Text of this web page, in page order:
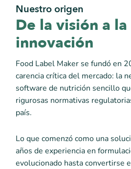
Nuestro origen
De la visión a la
innovación
Food Label Maker se fundó en
carencia crítica del mercado: la
software de nutrición sencillo
rigurosas normativas
país.
Lo que comenzó como una
años de experiencia en
evolucionado hasta convertirse